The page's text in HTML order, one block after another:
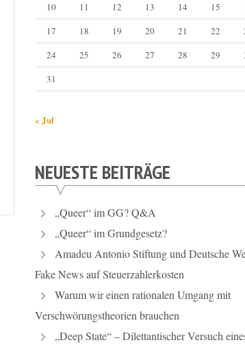
10
11 12 13 14 15
17
18 19 20 21 22
24
25 26 27 28 29
31
« Jul
NEUESTE BEITRÄGE
„Queer“ im GG? Q&A
„Queer“ im Grundgesetz?
Amadeu Antonio Stiftung und Deutsche
Fake News auf Steuerzahlerkosten
Warum wir einen rationalen Umgang mit
Verschwörungstheorien brauchen
„Deep State“ – Dilettantischer Versuch